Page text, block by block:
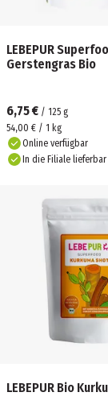
LEBEPUR
Gerstengras Bio
6,75 € / 125 g
54,00 € / 1 kg
Online verfügbar
In die Filiale lieferbar
LEBEPUR Bio